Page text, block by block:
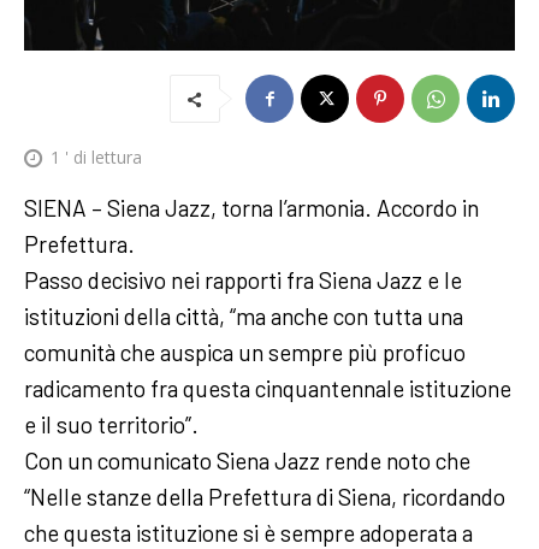
1 ' di lettura
SIENA – Siena Jazz, torna l’armonia. Accordo in
Prefettura.
Passo decisivo nei rapporti fra Siena Jazz e le
istituzioni della città, “ma anche con tutta una
comunità che auspica un sempre più proficuo
radicamento fra questa cinquantennale istituzione
e il suo territorio”.
Con un comunicato Siena Jazz rende noto che
“Nelle stanze della Prefettura di Siena, ricordando
che questa istituzione si è sempre adoperata a